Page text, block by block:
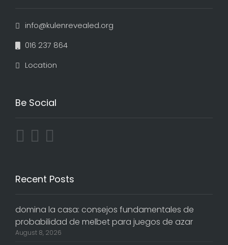
info@kulenrevealed.org
016 237 864
Location
Be Social
Recent Posts
domina la casa: consejos fundamentales de
probabilidad de melbet para juegos de azar
August 8, 2026